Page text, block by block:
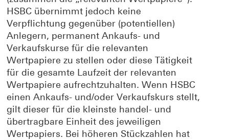
HSBC übernimmt jedoch keine
Verpflichtung gegenüber (potentiellen)
Anlegern, permanent Ankaufs- und
Verkaufskurse für die relevanten
Wertpapiere zu stellen oder diese Tätigkeit
für die gesamte Laufzeit der relevanten
Wertpapiere aufrechtzuhalten. Wenn HSBC
einen Ankaufs- und/oder Verkaufskurs stellt,
gilt dieser für die kleinste handel- und
übertragbare Einheit des jeweiligen
Wertpapiers. Bei höheren Stückzahlen hat